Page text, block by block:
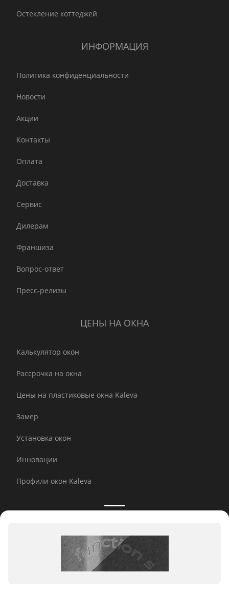
Остекление коттеджей
ИНФОРМАЦИЯ
Политика конфиденциальности
Новости
Акции
Контакты
Оплата
Доставка
Сервис
Дилерам
Франшиза
Вопрос-ответ
Пресс-релизы
ЦЕНЫ НА ОКНА
Калькулятор окон
Рассрочка на окна
Цены на пластиковые окна Kaleva
Замер
Установка окон
Инновации
Профили окон Kaleva
Принимаем к оплате:
E-mail рассылка